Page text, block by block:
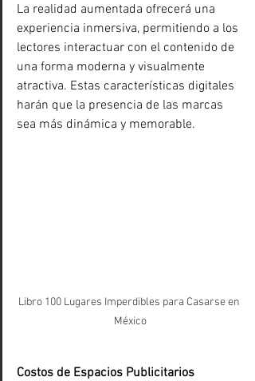
La realidad aumentada ofrecerá una
experiencia inmersiva, permitiendo a los
lectores interactuar con el contenido de
una forma moderna y visualmente
atractiva. Estas características digitales
harán que la presencia de las marcas
sea más dinámica y memorable.
Libro 100 Lugares Imperdibles para Casarse en
México
Costos de Espacios Publicitarios